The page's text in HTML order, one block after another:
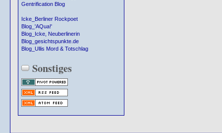
Gentrification Blog
Icke_Berliner Rockpoet
Blog_'AQua!'
Blog_Icke, Neuberlinerin
Blog_gesichtspunkte.de
Blog_Ullis Mord & Totschlag
Sonstiges